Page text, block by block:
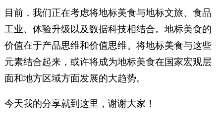
目前，我们正在考虑将地标美食与地标文旅、食品
工业、体验升级以及数据科技相结合。地标美食的
价值在于产品思维和价值思维。将地标美食与这些
元素结合起来，或许将成为地标美食在国家宏观层
面和地方区域方面发展的大趋势。
今天我的分享就到这里，谢谢大家！